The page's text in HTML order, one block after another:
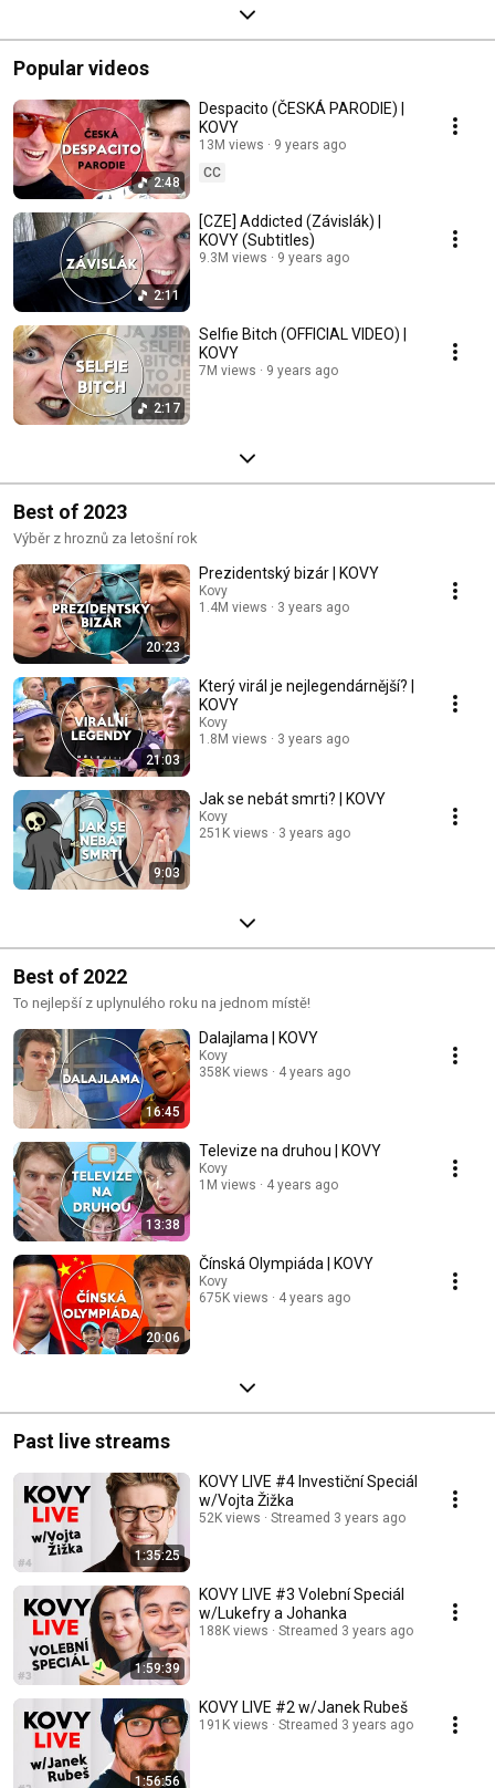
Popular videos
2:48
Despacito (ČESKÁ PARODIE) |
KOVY
13M views
9 years ago
CC
2:11
[CZE] Addicted (Závislák) |
KOVY (Subtitles)
9.3M views 9 years ago
2:17
Selfie Bitch (OFFICIAL VIDEO) |
KOVY
7M views 9 years ago
Best of 2023
Výběr z hroznů za letošní rok
20:23
Prezidentský bizár | KOVY
Kovy
1.4M views
3 years ago
21:03
Který virál je nejlegendárnější? |
KOVY
Kovy
1.8M views
3 years ago
9:03
Jak se nebát smrti? | KOVY
Kovy
251K views
3 years ago
Best of 2022
To nejlepší z uplynulého roku na jednom místě!
16:45
Dalajlama | KOVY
Kovy
358K views
4 years ago
13:38
Televize na druhou | KOVY
Kovy
1M views
4 years ago
20:06
Čínská Olympiáda | KOVY
Kovy
675K views
4 years ago
Past live streams
1:35:25
KOVY LIVE #4 Investiční Speciál
w/Vojta Žižka
52K views Streamed 3 years ago
1:59:39
KOVY LIVE #3 Volební Speciál
w/Lukefry a Johanka
188K views Streamed 3 years ago
1:56:56
KOVY LIVE #2 w/Janek Rubeš
191K views Streamed 3 years ago